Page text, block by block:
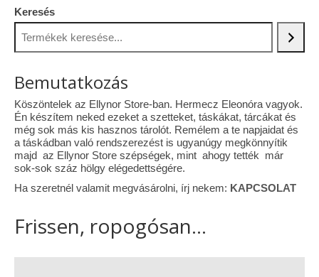
Keresés
Bemutatkozás
Köszöntelek az Ellynor Store-ban. Hermecz Eleonóra vagyok.
Én készítem neked ezeket a szetteket, táskákat, tárcákat és
még sok más kis hasznos tárolót. Remélem a te napjaidat és
a táskádban való rendszerezést is ugyanúgy megkönnyítik
majd az Ellynor Store szépségek, mint ahogy tették már
sok-sok száz hölgy elégedettségére.
Ha szeretnél valamit megvásárolni, írj nekem: KAPCSOLAT
Frissen, ropogósan...